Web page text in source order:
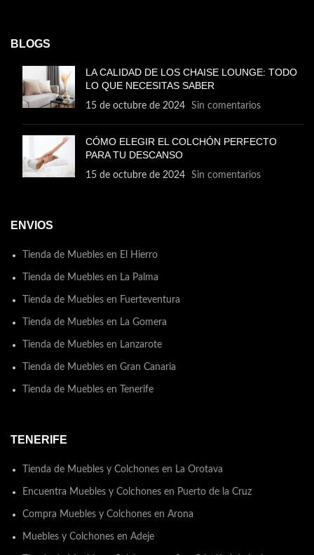
BLOGS
LA CALIDAD DE LOS CHAISE LOUNGE: TODO
LO QUE NECESITAS SABER
15 de octubre de 2024 Sin comentarios
CÓMO ELEGIR EL COLCHÓN PERFECTO
PARA TU DESCANSO
15 de octubre de 2024 Sin comentarios
ENVIOS
Tienda de Muebles en El Hierro
Tienda de Muebles en La Palma
Tienda de Muebles en Fuerteventura
Tienda de Muebles en La Gomera
Tienda de Muebles en Lanzarote
Tienda de Muebles en Gran Canaria
Tienda de Muebles en Tenerife
TENERIFE
Tienda de Muebles y Colchones en La Orotava
Encuentra Muebles y Colchones en Puerto de la Cruz
Compra Muebles y Colchones en Arona
Muebles y Colchones en Adeje